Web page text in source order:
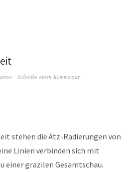
Schreibe einen Kommentar
stehen die Ätz-Radierungen von
Linien verbinden sich mit
einer grazilen Gesamtschau.